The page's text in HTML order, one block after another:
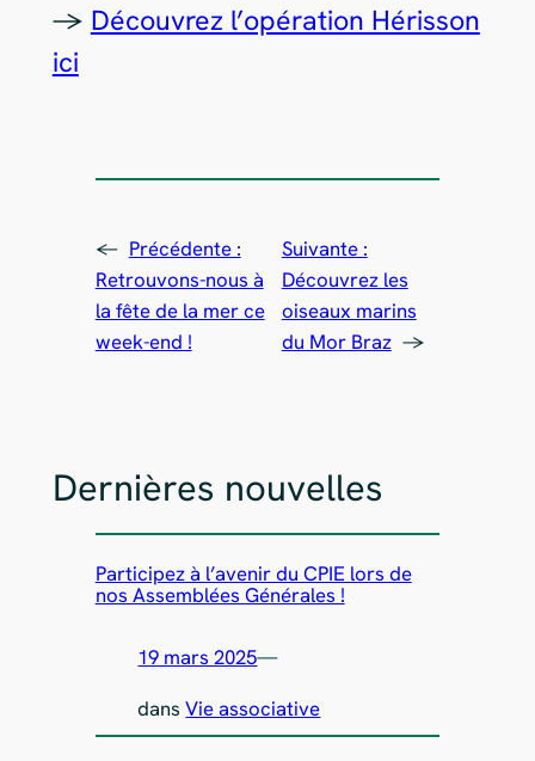
-> Découvrez l’opération Hérisson
ici
← Précédente :
Retrouvons-nous à
la fête de la mer ce
week-end !
Suivante :
Découvrez les
oiseaux marins
du Mor Braz →
Dernières nouvelles
Participez à l’avenir du CPIE lors de
nos Assemblées Générales !
19 mars 2025—
dansVie associative